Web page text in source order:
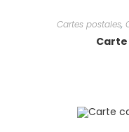
Cartes postales,
Carte